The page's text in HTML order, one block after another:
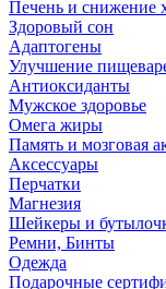
Печень и снижение
Здоровый сон
Адаптогены
Улучшение
Антиоксиданты
Мужское здоровье
Омега жиры
Память и мозговая
Аксессуары
Перчатки
Магнезия
Шейкеры и
Ремни, Бинты
Одежда
Подарочные